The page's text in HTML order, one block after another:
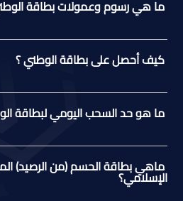
ما هي رسوم وعمولات بطاقة
كيف أحصل على بطاقة الوطني ؟
ما هو حد السحب اليومي لبطاقة
ماهي بطاقة الحسم (من الرصيد)
الإسلامي؟